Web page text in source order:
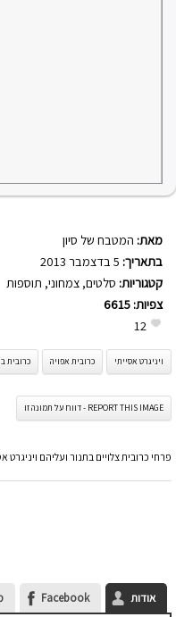
מאת: המטבח של סיון
בתאריך:
קטגוריות: סלטים, צמחוני, תוספות
צפיות: 6615
12
ויניגרט אסייתי כרובית אפויה כרובית
REPORT THIS IMAGE - דווח על תמונה זו
פרחי כרובית צלויים בתנור ועליהם
אודות Facebook